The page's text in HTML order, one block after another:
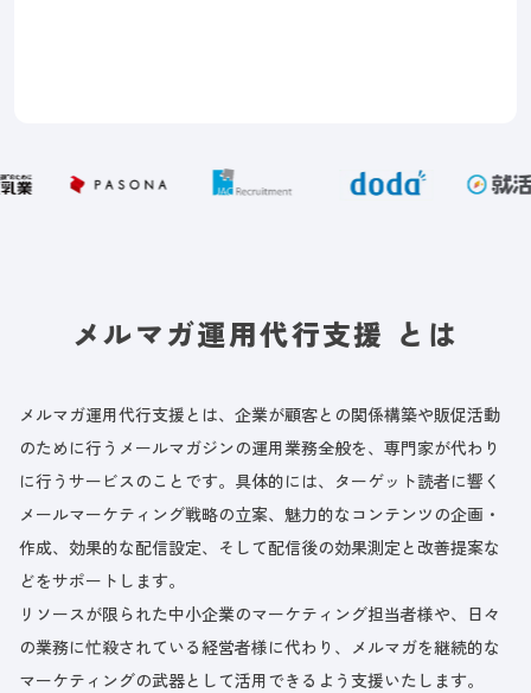
メルマガ運用代行支援 とは
メルマガ運用代行支援とは、企業が顧客との関係構築や販促活動
のために行うメールマガジンの運用業務全般を、専門家が代わり
に行うサービスのことです。具体的には、ターゲット読者に響く
メールマーケティング戦略の立案、魅力的なコンテンツの企画・
作成、効果的な配信設定、そして配信後の効果測定と改善提案な
どをサポートします。
リソースが限られた中小企業のマーケティング担当者様や、日々
の業務に忙殺されている経営者様に代わり、メルマガを継続的な
マーケティングの武器として活用できるよう支援いたします。